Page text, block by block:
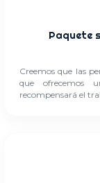
Paquete
Creemos que las
que ofrecemos
recompensará el